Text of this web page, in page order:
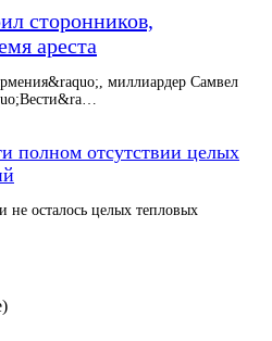
сторонников,
ареста
миллиардер Самвел
полном отсутствии целых
не осталось целых тепловых